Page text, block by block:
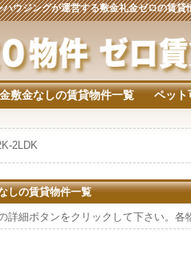
ウジングが運営する敷金礼金ゼロの賃貸
敷金なしの賃貸物件一覧 ペット
2LDK
しの賃貸物件一覧
詳細ボタンをクリックして下さい。各